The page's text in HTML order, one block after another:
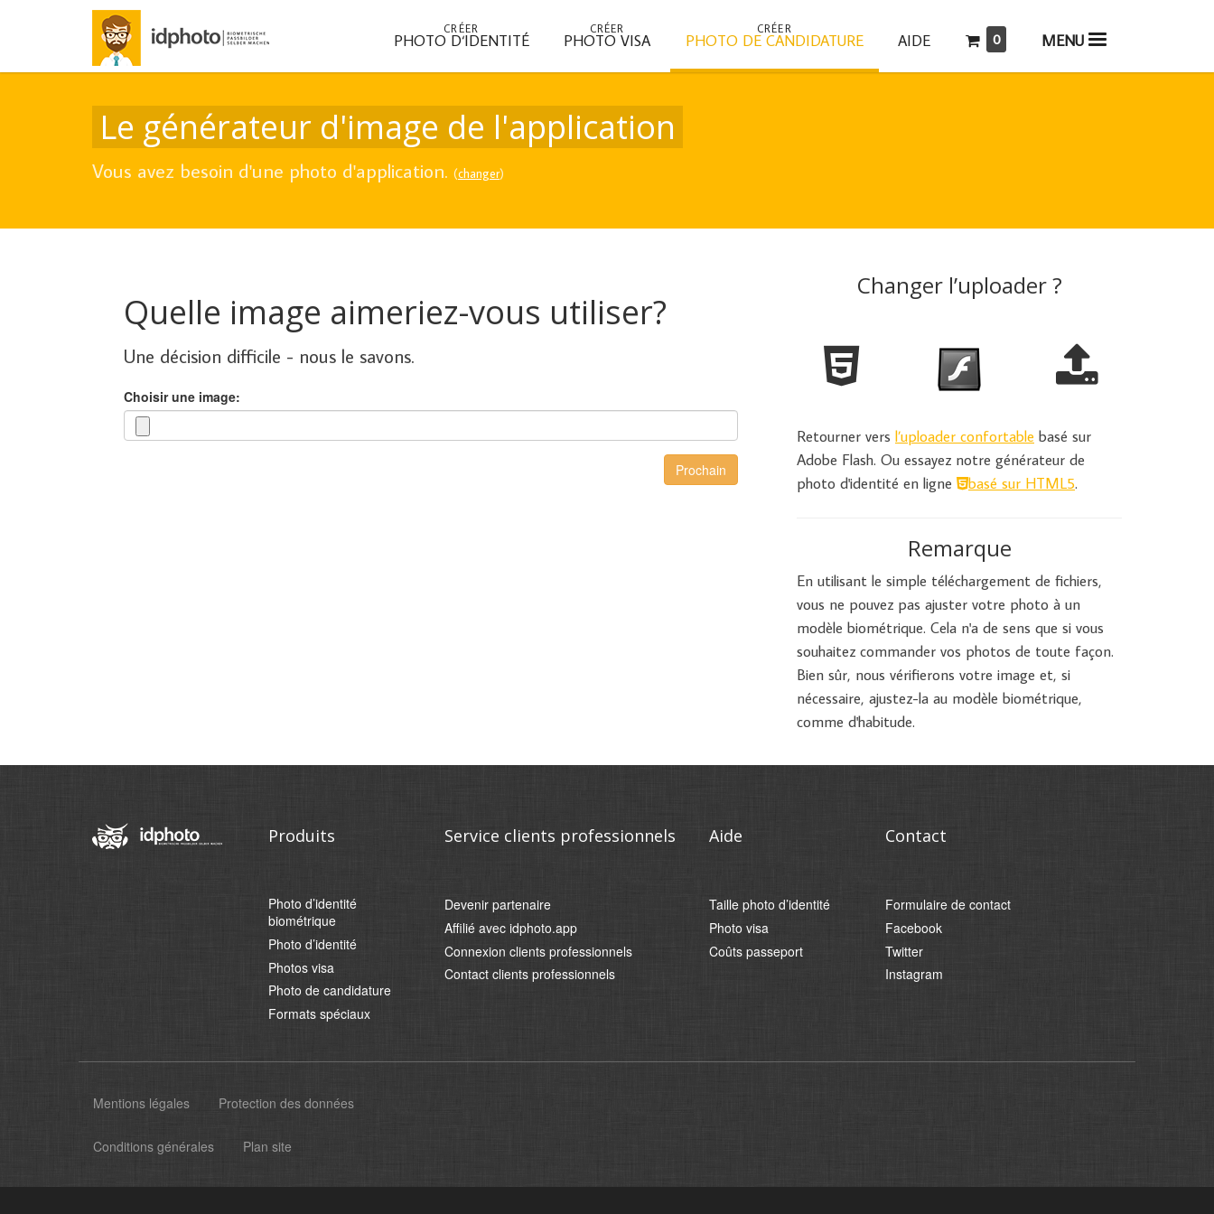
CRÉER
PHOTO D‘IDENTITÉ
CRÉER
PHOTO VISA
CRÉER
PHOTO DE CANDIDATURE AIDE 0 MENU
Le générateur d'image de l'application
Vous avez besoin d'une photo d'application. (changer)
Quelle image aimeriez-vous utiliser?
Une décision difficile - nous le savons.
Choisir une image:
Changer l’uploader ?
Retourner vers l’uploader confortable basé sur
Adobe Flash. Ou essayez notre générateur de
photo d'identité en ligne
basé sur HTML5.
Remarque
En utilisant le simple téléchargement de fichiers,
vous ne pouvez pas ajuster votre photo à un
modèle biométrique. Cela n'a de sens que si vous
souhaitez commander vos photos de toute façon.
Bien sûr, nous vérifierons votre image et, si
nécessaire, ajustez-la au modèle biométrique,
comme d'habitude.
Produits
Photo d’identité
biométrique
Photo d’identité
Photos visa
Photo de candidature
Formats spéciaux
Service clients professionnels
Devenir partenaire
Affilié avec idphoto.app
Connexion clients professionnels
Contact clients professionnels
Aide
Taille photo d’identité
Photo visa
Coûts passeport
Contact
Formulaire de contact
Facebook
Twitter
Instagram
Mentions légales Protection des données
Conditions générales Plan site